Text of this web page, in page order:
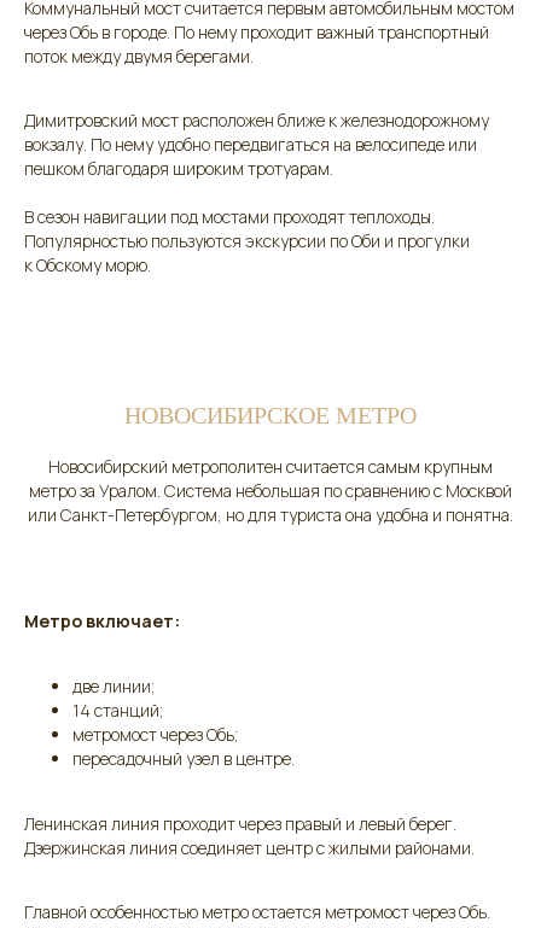
Коммунальный мост считается первым автомобильным мостом
через Обь в городе. По нему проходит важный транспортный
поток между двумя берегами.
Димитровский мост расположен ближе к железнодорожному
вокзалу. По нему удобно передвигаться на велосипеде или
пешком благодаря широким тротуарам.
В сезон навигации под мостами проходят теплоходы.
Популярностью пользуются экскурсии по Оби и прогулки
к Обскому морю.
НОВОСИБИРСКОЕ МЕТРО
Новосибирский метрополитен считается самым крупным
метро за Уралом. Система небольшая по сравнению с Москвой
или Санкт-Петербургом, но для туриста она удобна и понятна.
Метро включает:
две линии;
14 станций;
метромост через Обь;
пересадочный узел в центре.
Ленинская линия проходит через правый и левый берег.
Дзержинская линия соединяет центр с жилыми районами.
Главной особенностью метро остается метромост через Обь.